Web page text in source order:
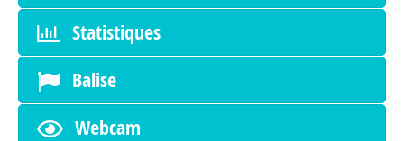
Statistiques
Balise
Webcam